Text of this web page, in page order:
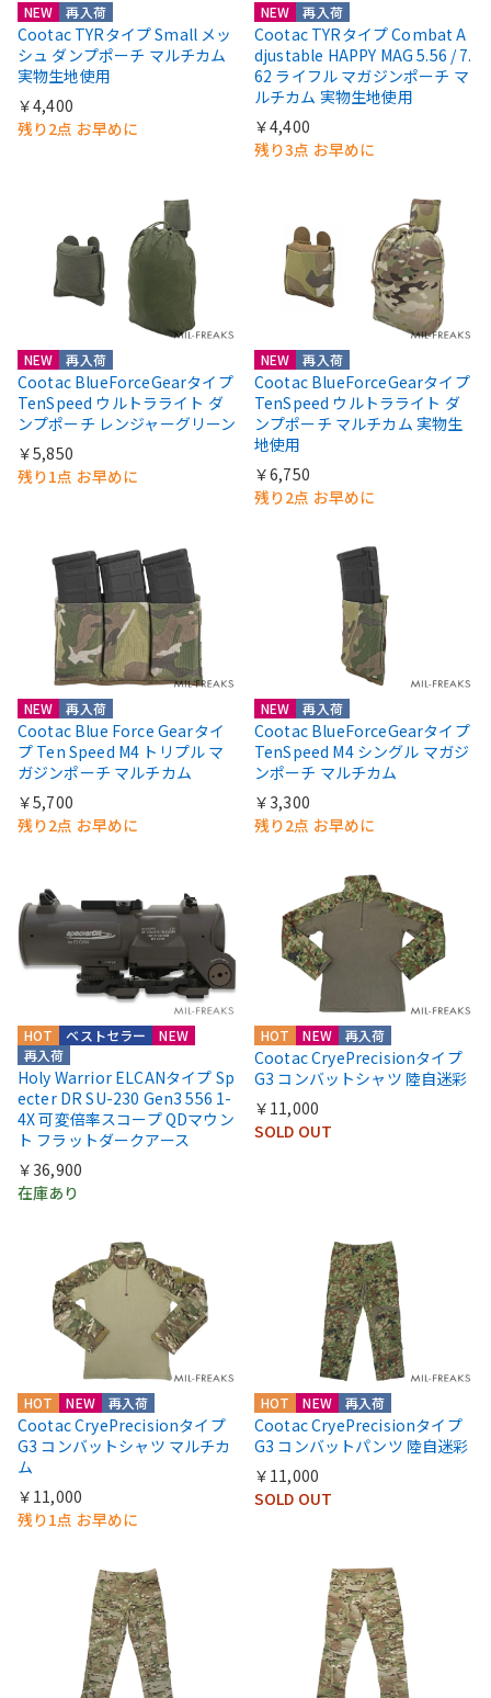
NEW 再入荷
Cootac TYRタイプ Small メッ
シュ ダンプポーチ マルチカム
実物生地使用
￥4,400
残り2点 お早めに
NEW 再入荷
Cootac TYRタイプ Combat A
djustable HAPPY MAG 5.56 / 7.
62 ライフル マガジンポーチ マ
ルチカム 実物生地使用
￥4,400
残り3点 お早めに
NEW 再入荷
Cootac BlueForceGearタイプ
TenSpeed ウルトラライト ダ
ンプポーチ レンジャーグリーン
￥5,850
残り1点 お早めに
NEW 再入荷
Cootac BlueForceGearタイプ
TenSpeed ウルトラライト ダ
ンプポーチ マルチカム 実物生
地使用
￥6,750
残り2点 お早めに
NEW 再入荷
Cootac Blue Force Gearタイ
プ Ten Speed M4 トリプル マ
ガジンポーチ マルチカム
￥5,700
残り2点 お早めに
NEW 再入荷
Cootac BlueForceGearタイプ
TenSpeed M4 シングル マガジ
ンポーチ マルチカム
￥3,300
残り2点 お早めに
HOT
NEW
再入荷
ベストセラー
Holy Warrior ELCANタイプ Sp
ecter DR SU-230 Gen3 556 1-
4X 可変倍率スコープ QDマウン
ト フラットダークアース
￥36,900
在庫あり
HOT NEW 再入荷
Cootac CryePrecisionタイプ
G3 コンバットシャツ 陸自迷彩
￥11,000
SOLD OUT
HOT NEW 再入荷
Cootac CryePrecisionタイプ
G3 コンバットシャツ マルチカ
ム
￥11,000
残り1点 お早めに
HOT NEW 再入荷
Cootac CryePrecisionタイプ
G3 コンバットパンツ 陸自迷彩
￥11,000
SOLD OUT